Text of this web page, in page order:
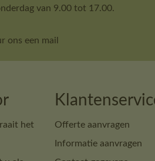
van 9.00 tot 17.00.
ons een mail
het
Offerte aanvragen
Informatie aanvragen